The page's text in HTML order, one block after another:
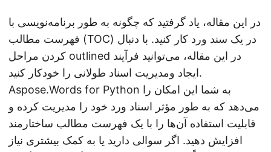
در این مقاله، یاد گرفتید که چگونه به طور برنامه‌نویسی با
فهرست مطالب (TOC) در یک سند ورد کار کنید. با دنبال
کردن مراحل outlined در این مقاله، می‌توانید فرآیند
ایجاد ومدیریت اسناد طولانی را خودکار کنید.
Aspose.Words for Python به شما این امکان را
می‌دهد که به طور مؤثر اسناد ورد خود را مدیریت کرده و
قابلیت استفاده آن‌ها را با یک فهرست مطالب ساختارمند
افزایش دهید. اگر سوالی دارید یا به کمک بیشتری نیاز